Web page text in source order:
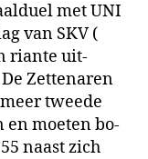
met UNI
van SKV (
riante uit­
Zettenaren
tweede
en moeten bo­
naast zich